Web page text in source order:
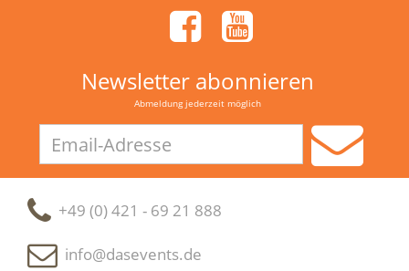
Newsletter abonnieren
Abmeldung jederzeit möglich
Adresse
+49 (0) 421 - 69 21 888
info@dasevents.de